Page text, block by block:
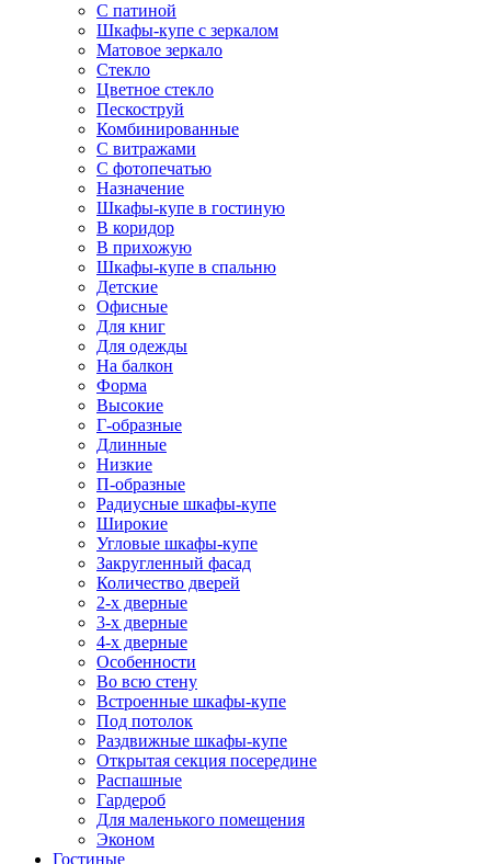
С патиной
Шкафы-купе с зеркалом
Матовое зеркало
Стекло
Цветное стекло
Пескоструй
Комбинированные
С витражами
С фотопечатью
Назначение
Шкафы-купе в гостиную
В коридор
В прихожую
Шкафы-купе в спальню
Детские
Офисные
Для книг
Для одежды
На балкон
Форма
Высокие
Г-образные
Длинные
Низкие
П-образные
Радиусные шкафы-купе
Широкие
Угловые шкафы-купе
Закругленный фасад
Количество дверей
2-х дверные
3-х дверные
4-х дверные
Особенности
Во всю стену
Встроенные шкафы-купе
Под потолок
Раздвижные шкафы-купе
Открытая секция посередине
Распашные
Гардероб
Для маленького помещения
Эконом
Гостиные